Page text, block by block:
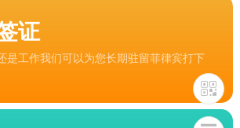
证
是工作我们可以为您长期驻留菲律宾打下